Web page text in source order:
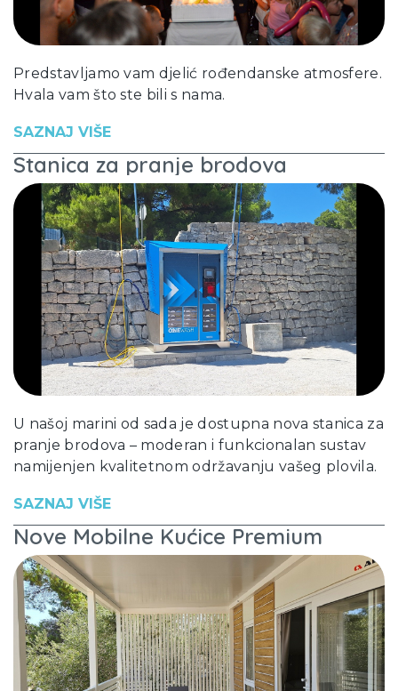
Predstavljamo vam djelić rođendanske atmosfere.
Hvala vam što ste bili s nama.
SAZNAJ VIŠE
Stanica za pranje brodova
U našoj marini od sada je dostupna nova stanica za
pranje brodova – moderan i funkcionalan sustav
namijenjen kvalitetnom održavanju vašeg plovila.
SAZNAJ VIŠE
Nove Mobilne Kućice Premium